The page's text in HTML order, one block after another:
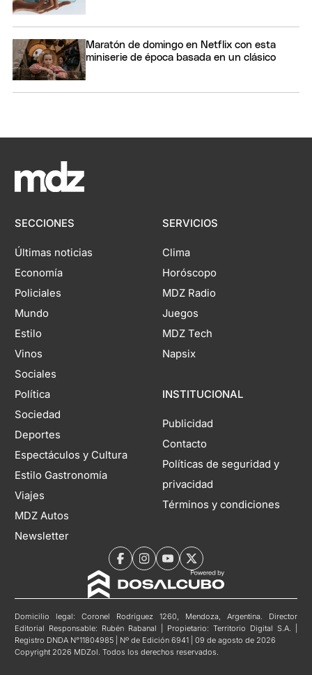
Maratón de domingo en Netflix con esta
miniserie de época basada en un clásico
SECCIONES
Últimas noticias
Economía
Policiales
Mundo
Estilo
Vinos
Sociales
Política
Sociedad
Deportes
Espectáculos y Cultura
Estilo Gastronomía
Viajes
MDZ Autos
Newsletter
SERVICIOS
Clima
Horóscopo
MDZ Radio
Juegos
MDZ Tech
Napsix
INSTITUCIONAL
Publicidad
Contacto
Políticas de seguridad y
privacidad
Términos y condiciones
Domicilio legal: Coronel Rodríguez 1260, Mendoza, Argentina. Director
Editorial Responsable: Rubén Rabanal | Propietario: Territorio Digital S.A. |
Registro DNDA N°11804985 | Nº de Edición 6941 | 09 de agosto de 2026
Copyright 2026 MDZol. Todos los derechos reservados.